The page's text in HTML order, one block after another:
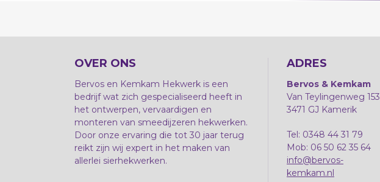
OVER ONS
Bervos en Kemkam Hekwerk is een
bedrijf wat zich gespecialiseerd heeft in
het ontwerpen, vervaardigen en
monteren van smeedijzeren hekwerken.
Door onze ervaring die tot 30 jaar terug
reikt zijn wij expert in het maken van
allerlei sierhekwerken.
ADRES
Bervos & Kemkam
Van Teylingenweg 153
3471 GJ Kamerik
Tel: 0348 44 31 79
Mob: 06 50 62 35 64
info@bervos-
kemkam.nl